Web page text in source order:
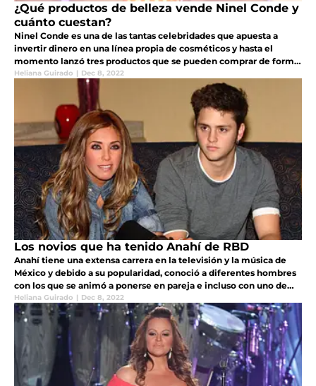
¿Qué productos de belleza vende Ninel Conde y
cuánto cuestan?
Ninel Conde es una de las tantas celebridades que apuesta a
invertir dinero en una línea propia de cosméticos y hasta el
momento lanzó tres productos que se pueden comprar de forma
online, con diferentes tarjetas de crédito
Heliana Guirado | Dec 8, 2022
Los novios que ha tenido Anahí de RBD
Anahí tiene una extensa carrera en la televisión y la música de
México y debido a su popularidad, conoció a diferentes hombres
con los que se animó a ponerse en pareja e incluso con uno de
ellos llegó al altar
Heliana Guirado | Dec 8, 2022